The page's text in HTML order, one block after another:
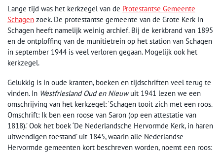
Lange tijd was het kerkzegel van de Protestantse Gemeente
Schagen zoek. De protestantse gemeente van de Grote Kerk in
Schagen heeft namelijk weinig archief. Bij de kerkbrand van 1895
en de ontploffing van de munitietrein op het station van Schagen
in september 1944 is veel verloren gegaan. Mogelijk ook het
kerkzegel.
Gelukkig is in oude kranten, boeken en tijdschriften veel terug te
vinden. In Westfriesland Oud en Nieuwuit 1941 lezen we een
omschrijving van het kerkzegel: ‘Schagen tooit zich met een roos.
Omschrift: Ik ben een roose van Saron (op een attestatie van
1818).’ Ook het boek ‘De Nederlandsche Hervormde Kerk, in haren
uitwendigen toestand’ uit 1845, waarin alle Nederlandse
Hervormde gemeenten kort beschreven worden, noemt een roos: